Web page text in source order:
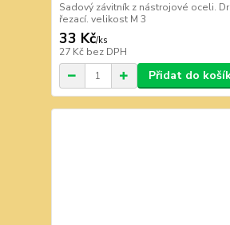
Sadový závitník z nástrojové oceli.
řezací. velikost M 3
33 Kč/ks
27 Kč bez DPH
Přidat do